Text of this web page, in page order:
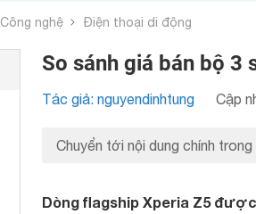
Công nghệ Điện thoại di động
So sánh giá bán bộ 3
Tác giả: nguyendinhtung Cập
Chuyển tới nội dung chính trong
Dòng flagship Xperia Z5